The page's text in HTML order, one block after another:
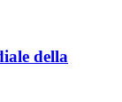
della